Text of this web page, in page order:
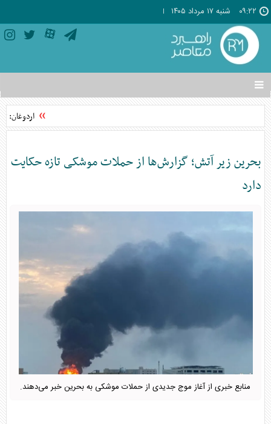
۰۹:۲۲ شنبه ۱۷ مرداد ۱۴۰۵
تغییر
وضعیت
منوی
ها
اردوغان:
بحرین زیر آتش؛ گزارش‌ها از حملات موشکی تازه حکایت
دارد
منابع خبری از آغاز موج جدیدی از حملات موشکی به بحرین خبر می‌دهند.